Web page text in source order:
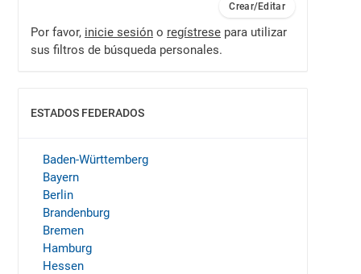
Crear/Editar
Por favor, inicie sesión o regístrese para utilizar
sus filtros de búsqueda personales.
ESTADOS FEDERADOS
MOSTRAR
Baden-Württemberg
Bayern
Berlin
Brandenburg
Bremen
Hamburg
Hessen